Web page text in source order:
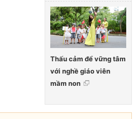
Thấu cảm để vững tâm
với nghề giáo viên
mầm non